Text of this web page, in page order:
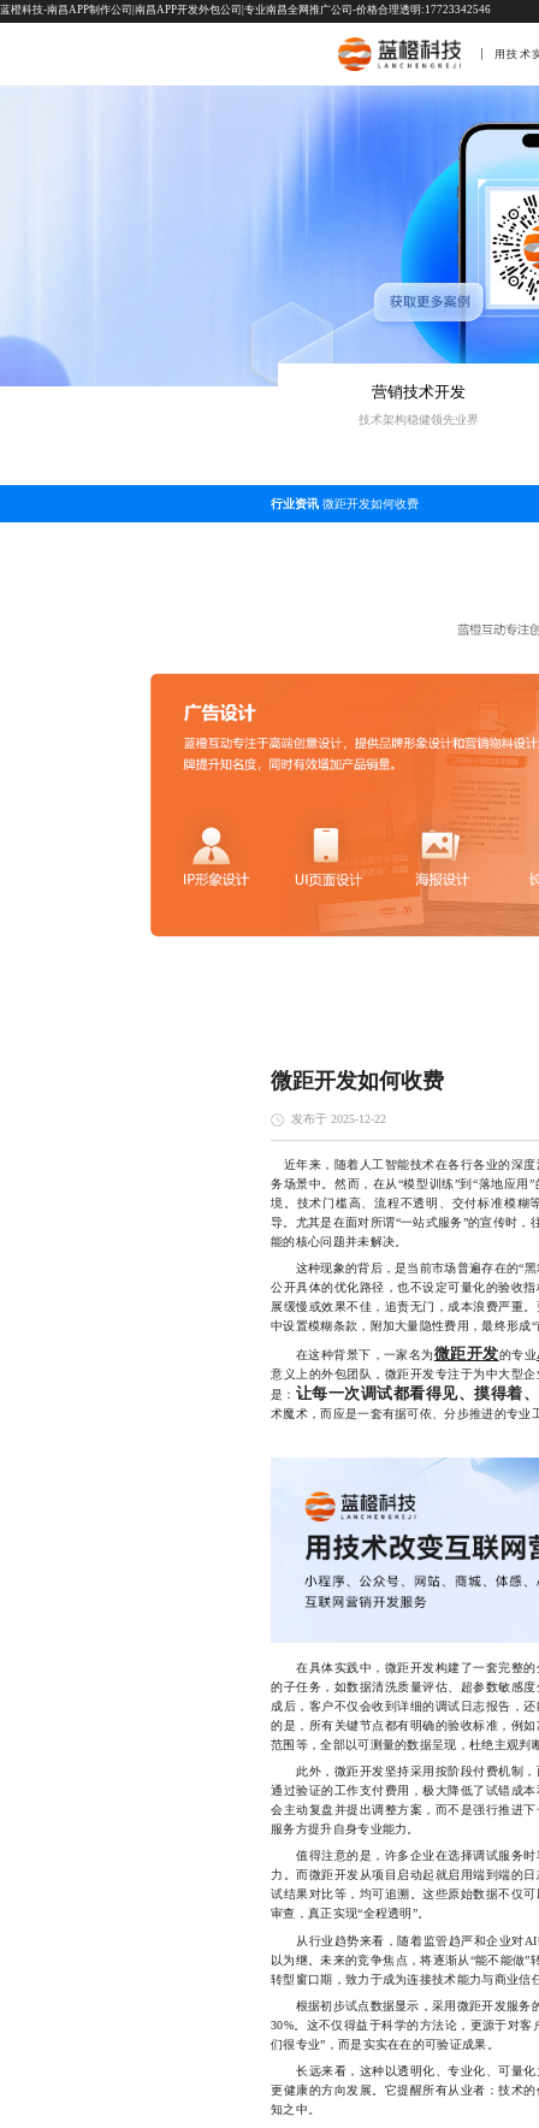
蓝橙科技-南昌APP制作公司|南昌APP开发外包公司|专业南昌全网推广公司-价格合理透明:17723342546
用技术
营销技术开发
技术架构稳健领先业界
行业资讯 微距开发如何收费
微距开发如何收费
发布于 2025-12-22
近年来，随着人工智能技术在各行各业的深
务场景中。然而，在从“模型训练”到“落地应
境。技术门槛高、流程不透明、交付标准模糊
导。尤其是在面对所谓“一站式服务”的宣传时，
能的核心问题并未解决。
这种现象的背后，是当前市场普遍存在的“黑
公开具体的优化路径，也不设定可量化的验收
展缓慢或效果不佳，追责无门，成本浪费严重
中设置模糊条款，附加大量隐性费用，最终形成
在这种背景下，一家名为微距开发的专业
意义上的外包团队，微距开发专注于为中大型
是： 让每一次调试都看得见、摸得着
术魔术，而应是一套有据可依、分步推进的专业
在具体实践中，微距开发构建了一套完整的
的子任务，如数据清洗质量评估、超参数敏感
成后，客户不仅会收到详细的调试日志报告，
的是，所有关键节点都有明确的验收标准，例
范围等，全部以可测量的数据呈现，杜绝主观判
此外，微距开发坚持采用按阶段付费机制，
通过验证的工作支付费用，极大降低了试错成
会主动复盘并提出调整方案，而不是强行推进
服务方提升自身专业能力。
值得注意的是，许多企业在选择调试服务时
力。而微距开发从项目启动起就启用端到端的
试结果对比等，均可追溯。这些原始数据不仅
审查，真正实现“全程透明”。
从行业趋势来看，随着监管趋严和企业对AI
以为继。未来的竞争焦点，将逐渐从“能不能做
转型窗口期，致力于成为连接技术能力与商业信
根据初步试点数据显示，采用微距开发服务
30%。这不仅得益于科学的方法论，更源于对
们很专业”，而是实实在在的可验证成果。
长远来看，这种以透明化、专业化、可量化
更健康的方向发展。它提醒所有从业者：技术
知之中。